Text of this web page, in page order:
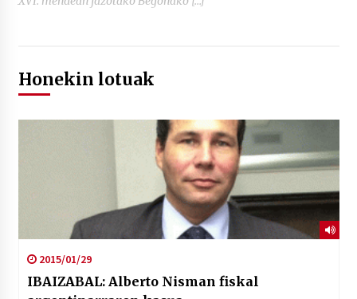
Honekin lotuak
2015/01/29
IBAIZABAL: Alberto Nisman fiskal